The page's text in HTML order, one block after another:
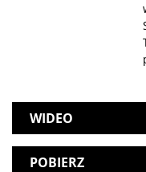
WIDEO
POBIERZ